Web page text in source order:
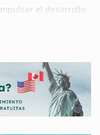
el desarrollo
de
abanico de
hasta programas
como a
de la población